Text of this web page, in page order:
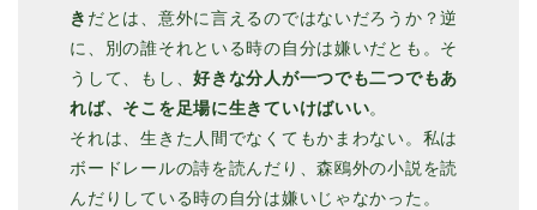
き だとは、意外に言えるのではないだろうか？逆
に、別の誰それといる時の自分は嫌いだとも。そ
うして、もし、好きな分人が一つでも二つでもあ
れば、そこを足場に生きていけばいい。
それは、生きた人間でなくてもかまわない。私は
ボードレールの詩を読んだり、森鴎外の小説を読
んだりしている時の自分は嫌いじゃなかった。